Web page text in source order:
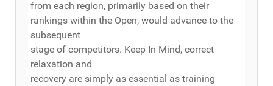
from each region, primarily based on their
rankings within the Open, would advance to the
subsequent
stage of competitors. Keep In Mind, correct
relaxation and
recovery are simply as essential as training